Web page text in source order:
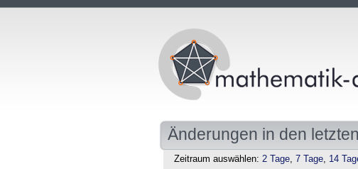
Änderungen in den
Zeitraum auswählen: 2 Tage, 7 Tage, 14